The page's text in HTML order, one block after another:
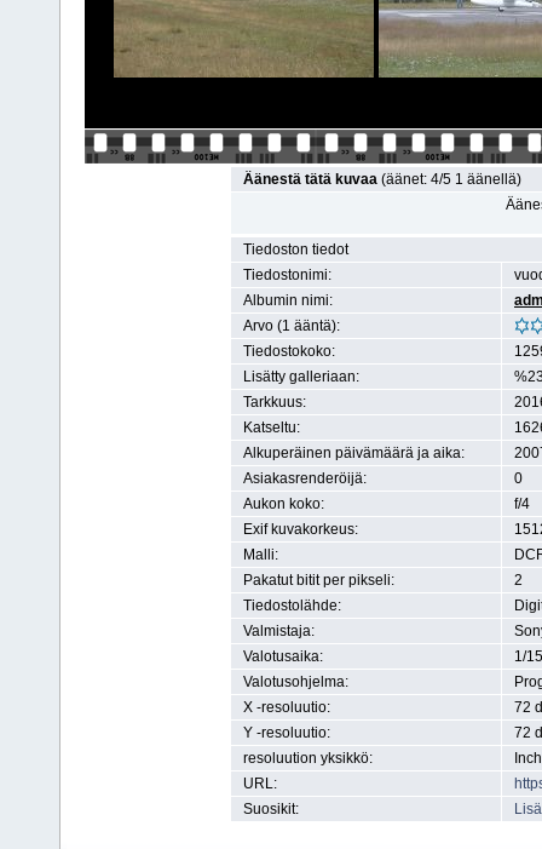
Äänestä tätä kuvaa (äänet: 4/5 1 äänellä)
Tiedoston tiedot
Tiedostonimi:
Albumin nimi:
Arvo (1 ääntä):
Tiedostokoko:
Lisätty galleriaan:
Tarkkuus:
Katseltu:
Alkuperäinen päivämäärä ja aika:
Asiakasrenderöijä:
0
Aukon koko:
f/4
Exif kuvakorkeus:
Malli:
Pakatut bitit per pikseli:
2
Tiedostolähde:
Valmistaja:
Valotusaika:
1/
Valotusohjelma:
X -resoluutio:
72
Y -resoluutio:
72
resoluution yksikkö:
Inch
URL:
Suosikit: